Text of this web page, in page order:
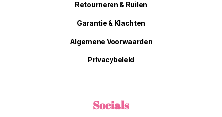
Retourneren & Ruilen
Garantie & Klachten
Algemene Voorwaarden
Privacybeleid
Socials